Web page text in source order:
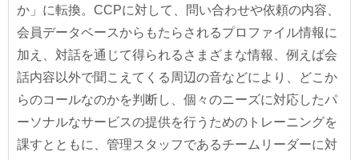
か」に転換。CCPに対して、問い合わせや依頼の内容、
会員データベースからもたらされるプロファイル情報に
加え、対話を通じて得られるさまざまな情報、例えば会
話内容以外で聞こえてくる周辺の音などにより、どこか
らのコールなのかを判断し、個々のニーズに対応したパ
ーソナルなサービスの提供を行うためのトレーニングを
課すとともに、管理スタッフであるチームリーダーに対